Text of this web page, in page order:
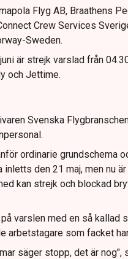
Flyg AB, Braathens
Crew Services
Sweden.
är strejk varslad från
och Jettime.
Svenska
ordinarie grundschema
den 21 maj, men nu
kan strejk och blockad
varslen med en så kallad
arbetstagare som facket
säger stopp, det är nog",